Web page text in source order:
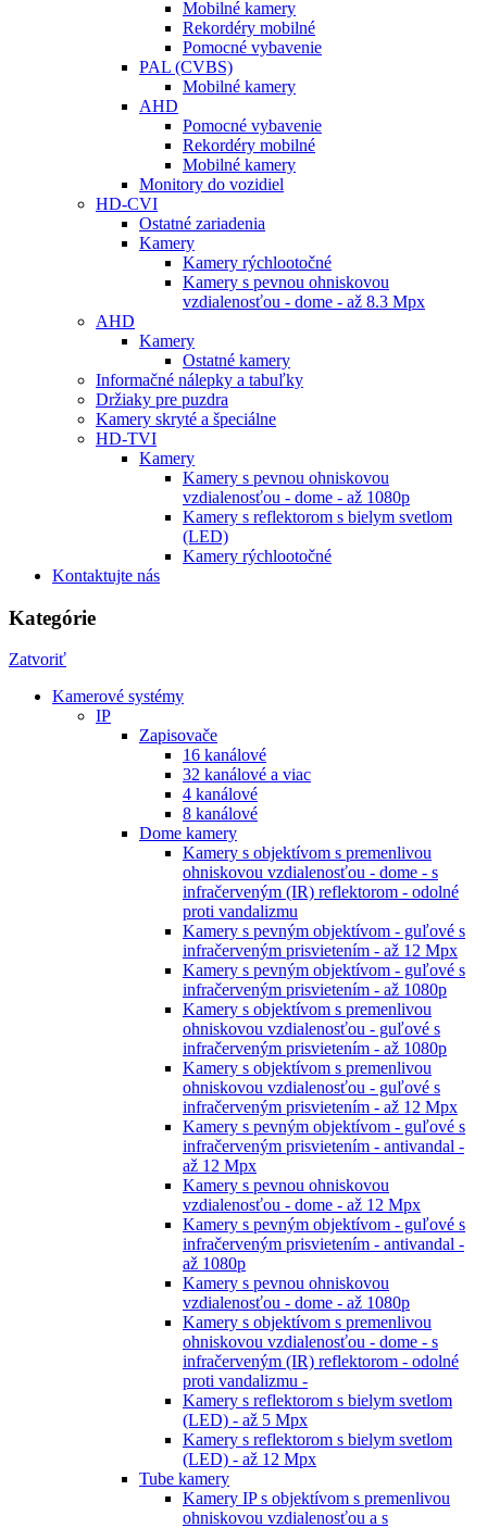
Mobilné kamery
Rekordéry mobilné
Pomocné vybavenie
PAL (CVBS)
Mobilné kamery
AHD
Pomocné vybavenie
Rekordéry mobilné
Mobilné kamery
Monitory do vozidiel
HD-CVI
Ostatné zariadenia
Kamery
Kamery rýchlootočné
Kamery s pevnou ohniskovou
vzdialenosťou - dome - až 8.3 Mpx
AHD
Kamery
Ostatné kamery
Informačné nálepky a tabuľky
Držiaky pre puzdra
Kamery skryté a špeciálne
HD-TVI
Kamery
Kamery s pevnou ohniskovou
vzdialenosťou - dome - až 1080p
Kamery s reflektorom s bielym svetlom
(LED)
Kamery rýchlootočné
Kontaktujte nás
Kategórie
Zatvoriť
Kamerové systémy
IP
Zapisovače
16 kanálové
32 kanálové a viac
4 kanálové
8 kanálové
Dome kamery
Kamery s objektívom s premenlivou
ohniskovou vzdialenosťou - dome - s
infračerveným (IR) reflektorom - odolné
proti vandalizmu
Kamery s pevným objektívom - guľové s
infračerveným prisvietením - až 12 Mpx
Kamery s pevným objektívom - guľové s
infračerveným prisvietením - až 1080p
Kamery s objektívom s premenlivou
ohniskovou vzdialenosťou - guľové s
infračerveným prisvietením - až 1080p
Kamery s objektívom s premenlivou
ohniskovou vzdialenosťou - guľové s
infračerveným prisvietením - až 12 Mpx
Kamery s pevným objektívom - guľové s
infračerveným prisvietením - antivandal -
až 12 Mpx
Kamery s pevnou ohniskovou
vzdialenosťou - dome - až 12 Mpx
Kamery s pevným objektívom - guľové s
infračerveným prisvietením - antivandal -
až 1080p
Kamery s pevnou ohniskovou
vzdialenosťou - dome - až 1080p
Kamery s objektívom s premenlivou
ohniskovou vzdialenosťou - dome - s
infračerveným (IR) reflektorom - odolné
proti vandalizmu -
Kamery s reflektorom s bielym svetlom
(LED) - až 5 Mpx
Kamery s reflektorom s bielym svetlom
(LED) - až 12 Mpx
Tube kamery
Kamery IP s objektívom s premenlivou
ohniskovou vzdialenosťou a s